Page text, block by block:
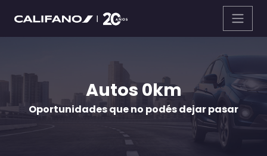
Autos 0km
Oportunidades que no podés dejar pasar